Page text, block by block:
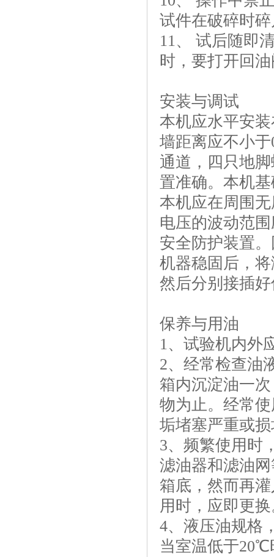
试件在破碎时
11、 试后随即
时，要打开回
安装与调试
本机应水平安
墙距离应不小
通道，四只地
置准确。本机
本机应在周围
电压的波动范
安全防护装置
机器稳固后，
然后分别接插
保养与用油
1、试验机内外
2、经常检查油
箱内沉淀油一
物为止。经常
垢堵塞严重或
3、频繁使用时
滤油器和滤油
箱底，然而再
用时，应即更
4、液压油规格
当室温低于20℃